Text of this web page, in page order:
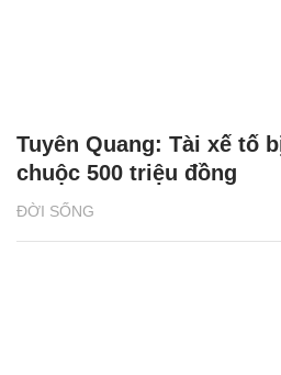
ĐỜI SỐNG
Tuyên Quang: Tài xế tố
chuộc 500 triệu đồng